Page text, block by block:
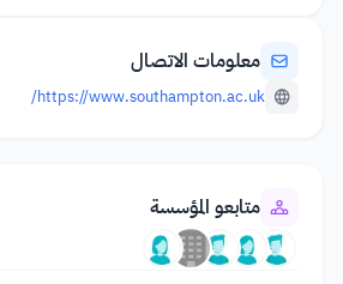
معلومات الاتصال
https://www.southampton.ac.uk/
متابعو المؤسسة